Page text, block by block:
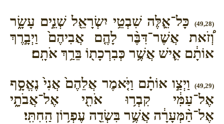
(49,28)
כָּל־אֵ֛לֶּה שִׁבְטֵ֥י יִשְׂרָאֵ֖ל שְׁנֵ֣ים עָשָׂ֑ר
וְ֠זֹאת אֲשֶׁר־דִּבֶּ֨ר לָהֶ֤ם אֲבִיהֶם֙ וַיְבָ֣רֶךְ
אוֹתָ֔ם אִ֛ישׁ אֲשֶׁ֥ר כְּבִרְכָת֖וֹ בֵּרַ֥ךְ אֹתָֽם׃
(49,29)
וַיְצַ֣ו אוֹתָ֗ם וַיֹּ֤אמֶר אֲלֵהֶם֙ אֲנִי֙ נֶאֱסָ֣ף
אֶל־עַמִּ֔י קִבְר֥וּ אֹתִ֖י אֶל־אֲבֹתָ֑י
אֶל־הַ֨מְּעָרָ֔ה אֲשֶׁ֥ר בִּשְׂדֵ֖ה עֶפְר֥וֹן הַֽחִתִּֽי׃